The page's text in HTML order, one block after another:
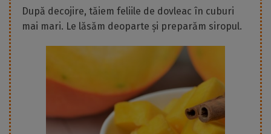
După decojire, tăiem feliile de dovleac în cuburi
mai mari. Le lăsăm deoparte și preparăm siropul.